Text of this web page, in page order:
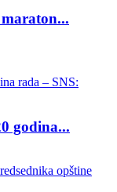
godina...